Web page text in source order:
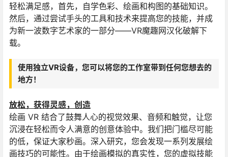
轻松满足感，首先，自学色彩、绘画和构图的基础知识。
然后，通过尝试手头的工具和技术来提高您的技能，并成
为新一波数字艺术家的一部分——VR魔趣网汉化破解下
载。
使用独立VR设备，您可以将您的工作室带到任何您想去的
地方！
放松，获得灵感，创造
绘画 VR 结合了鼓舞人心的视觉效果、音频和触觉，让您
沉浸在轻松而令人满意的创意体验中。我们把门槛尽可能
的低，保证大家秒画。深入研究，您会发现一系列发展绘
画技巧的可能性。由于绘画模拟的真实性，您的虚拟技能